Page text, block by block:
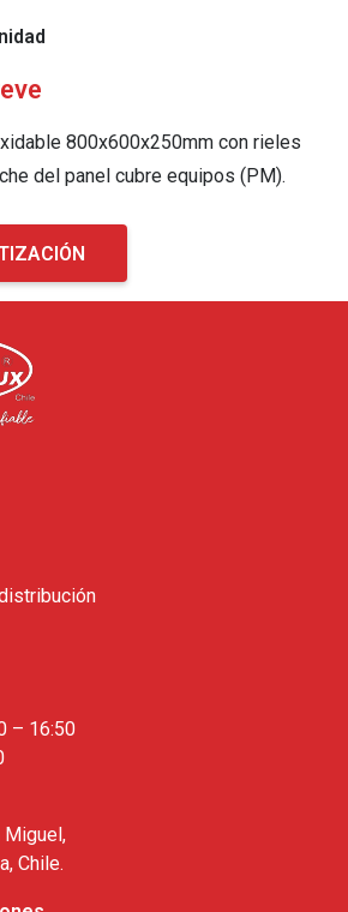
800x600x250mm con rieles
del panel cubre equipos (PM).
– 16:50
Miguel,
Chile.